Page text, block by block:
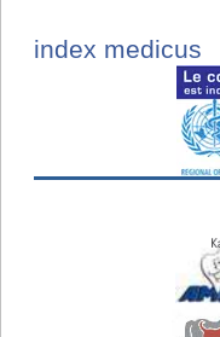
index medicus